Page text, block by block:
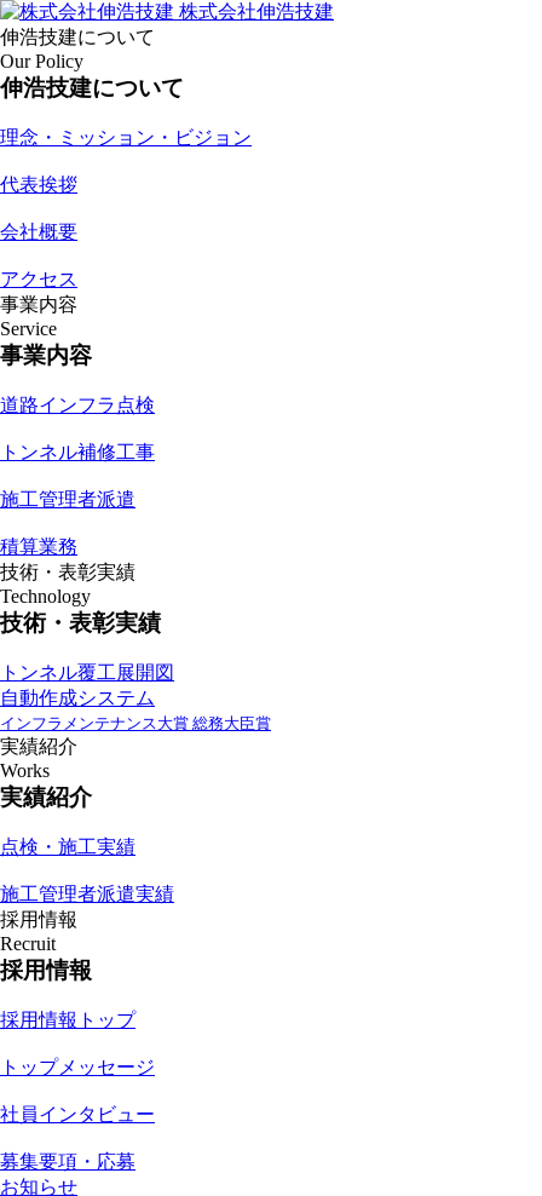
株式会社伸浩技建
伸浩技建について
Our Policy
伸浩技建について
理念・ミッション・ビジョン
代表挨拶
会社概要
アクセス
事業内容
Service
事業内容
道路インフラ点検
トンネル補修工事
施工管理者派遣
積算業務
技術・表彰実績
Technology
技術・表彰実績
トンネル覆工展開図
自動作成システム
インフラメンテナンス大賞 総務大臣賞
実績紹介
Works
実績紹介
点検・施工実績
施工管理者派遣実績
採用情報
Recruit
採用情報
採用情報トップ
トップメッセージ
社員インタビュー
募集要項・応募
お知らせ